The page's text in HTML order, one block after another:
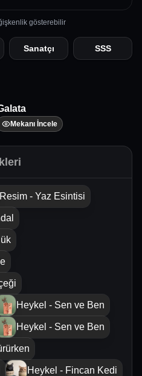
gösterebilir
Sanatçı SSS
Mekanı İncele
Resim - Yaz Esintisi
Heykel - Sen ve Ben
Heykel - Sen ve Ben
Heykel - Fincan Kedi